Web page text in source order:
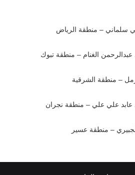
سلماني – منطقة الرياض
عبدالرحمن الغنام – منطقة تبوك
– منطقة الشرقية
عابد علي علي – منطقة نجران
– منطقة عسير